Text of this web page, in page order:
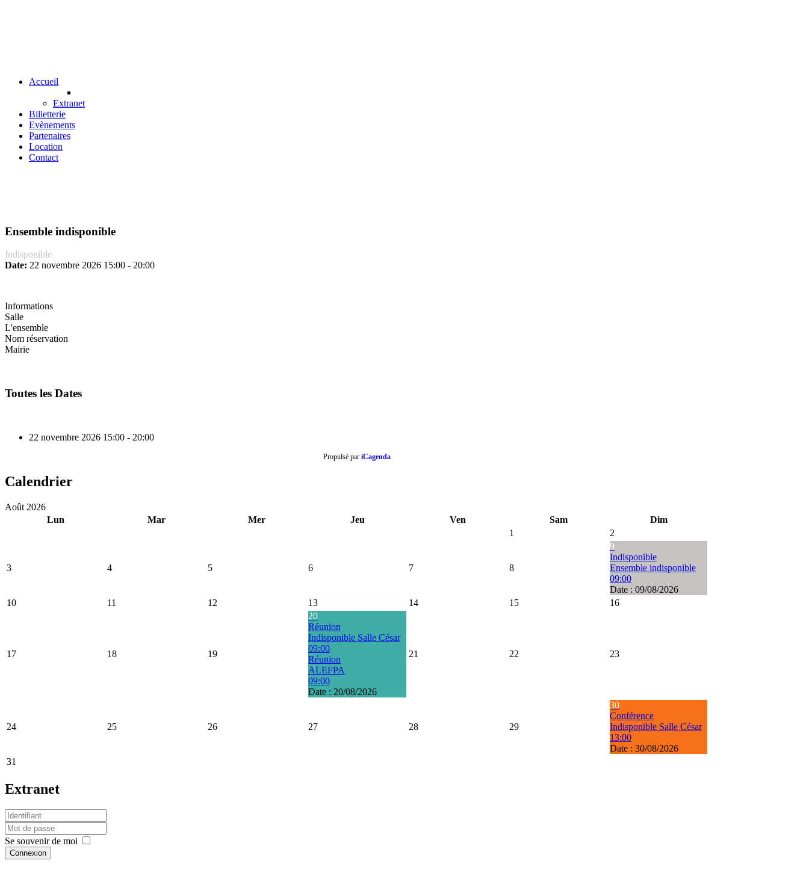
Accueil
Extranet
Billetterie
Evènements
Partenaires
Location
Contact
Ensemble indisponible
Indisponible
Date: 22 novembre 2026 15:00 - 20:00
Informations
Salle
L'ensemble
Nom réservation
Mairie
Toutes les Dates
22 novembre 2026 15:00 - 20:00
Propulsé par iCagenda
Calendrier
Août 2026
Lun
Mar Mer Jeu Ven Sam
Dim
1
2
3 4 5 6 7 8
9
Indisponible
Ensemble indisponible
09:00
Date : 09/08/2026
10
11 12 13 14 15 16
17 18 19
20
Réunion
Indisponible Salle César
09:00
Réunion
ALEFPA
09:00
Date : 20/08/2026
21 22 23
24 25 26 27 28 29
30
Conférence
Indisponible Salle César
13:00
Date : 30/08/2026
31
Extranet
Se souvenir de moi
Connexion